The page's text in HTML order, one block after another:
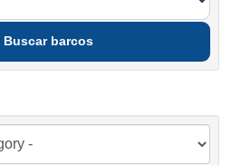
Buscar barcos